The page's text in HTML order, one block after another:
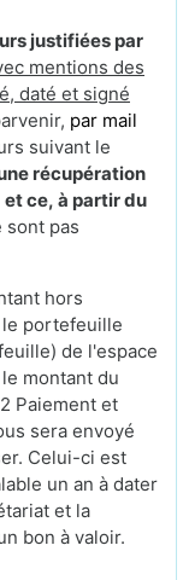
justifiées par
mentions des
daté et signé
par mail
suivant le
récupération
et ce, à partir du
sont pas
hors
portefeuille
de l'espace
montant du
Paiement et
sera envoyé
Celui-ci est
un an à dater
et la
bon à valoir.